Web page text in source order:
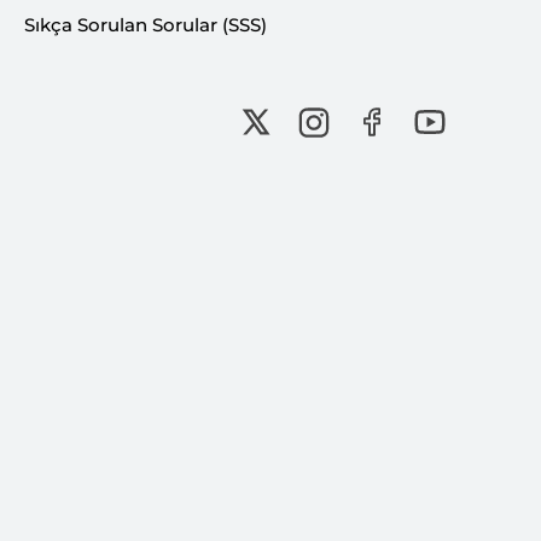
Sıkça Sorulan Sorular (SSS)